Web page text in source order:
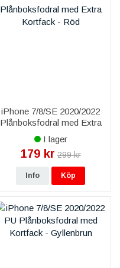
iPhone 7/8/SE 2020/2022
Plånboksfodral med Extra
Kortfack - Röd
I lager
179 kr 299 kr
Info Köp